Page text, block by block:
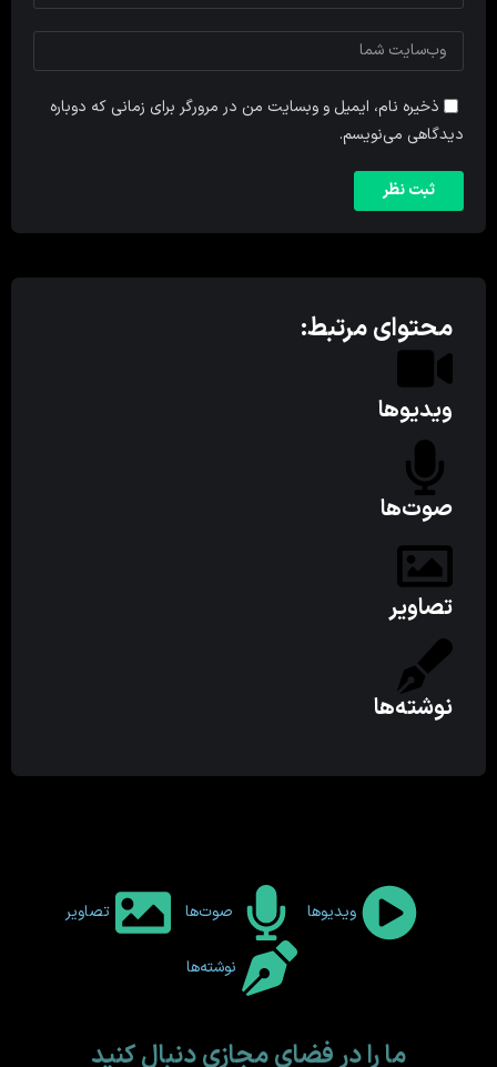
ذخیره نام، ایمیل و وبسایت من در مرورگر برای زمانی که دوباره
دیدگاهی می‌نویسم.
محتوای مرتبط:
ویدیوها
صوت‌ها
تصاویر
نوشته‌ها
ویدیوها صوت‌ها تصاویر
نوشته‌ها
ما را در فضای مجازی دنبال کنید